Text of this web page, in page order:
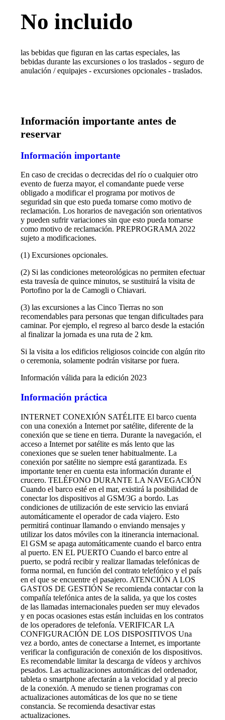
No incluido
las bebidas que figuran en las cartas especiales, las
bebidas durante las excursiones o los traslados - seguro de
anulación / equipajes - excursiones opcionales - traslados.
Información importante antes de
reservar
Información importante
En caso de crecidas o decrecidas del río o cualquier otro
evento de fuerza mayor, el comandante puede verse
obligado a modificar el programa por motivos de
seguridad sin que esto pueda tomarse como motivo de
reclamación. Los horarios de navegación son orientativos
y pueden sufrir variaciones sin que esto pueda tomarse
como motivo de reclamación. PREPROGRAMA 2022
sujeto a modificaciones.
(1) Excursiones opcionales.
(2) Si las condiciones meteorológicas no permiten efectuar
esta travesía de quince minutos, se sustituirá la visita de
Portofino por la de Camogli o Chiavari.
(3) las excursiones a las Cinco Tierras no son
recomendables para personas que tengan dificultades para
caminar. Por ejemplo, el regreso al barco desde la estación
al finalizar la jornada es una ruta de 2 km.
Si la visita a los edificios religiosos coincide con algún rito
o ceremonia, solamente podrán visitarse por fuera.
Información válida para la edición 2023
Información práctica
INTERNET CONEXIÓN SATÉLITE El barco cuenta
con una conexión a Internet por satélite, diferente de la
conexión que se tiene en tierra. Durante la navegación, el
acceso a Internet por satélite es más lento que las
conexiones que se suelen tener habitualmente. La
conexión por satélite no siempre está garantizada. Es
importante tener en cuenta esta información durante el
crucero. TELÉFONO DURANTE LA NAVEGACIÓN
Cuando el barco esté en el mar, existirá la posibilidad de
conectar los dispositivos al GSM/3G a bordo. Las
condiciones de utilización de este servicio las enviará
automáticamente el operador de cada viajero. Esto
permitirá continuar llamando o enviando mensajes y
utilizar los datos móviles con la itinerancia internacional.
El GSM se apaga automáticamente cuando el barco entra
al puerto. EN EL PUERTO Cuando el barco entre al
puerto, se podrá recibir y realizar llamadas telefónicas de
forma normal, en función del contrato telefónico y el país
en el que se encuentre el pasajero. ATENCIÓN A LOS
GASTOS DE GESTIÓN Se recomienda contactar con la
compañía telefónica antes de la salida, ya que los costes
de las llamadas internacionales pueden ser muy elevados
y en pocas ocasiones estas están incluidas en los contratos
de los operadores de telefonía. VERIFICAR LA
CONFIGURACIÓN DE LOS DISPOSITIVOS Una
vez a bordo, antes de conectarse a Internet, es importante
verificar la configuración de conexión de los dispositivos.
Es recomendable limitar la descarga de vídeos y archivos
pesados. Las actualizaciones automáticas del ordenador,
tableta o smartphone afectarán a la velocidad y al precio
de la conexión. A menudo se tienen programas con
actualizaciones automáticas de los que no se tiene
constancia. Se recomienda desactivar estas
actualizaciones.